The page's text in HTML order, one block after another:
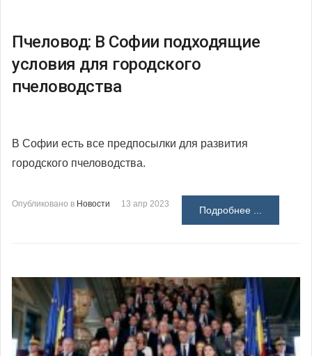
Пчеловод: В Софии подходящие
условия для городского
пчеловодства
В Софии есть все предпосылки для развития
городского пчеловодства.
Опубликовано в Новости 13 апр 2023
Подробнее ...